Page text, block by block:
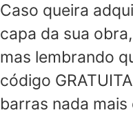
Caso queira
capa da sua
mas lembrando
código
barras nada mais